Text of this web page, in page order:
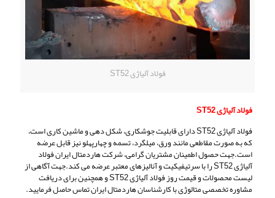
فولاد آلیاژی ST52
فولاد آلیاژی ST52
فولاد آلیاژی ST52 دارای قابلیت جوشکاری، شکل دهی و ماشین کاری است،
که به صورت مقاطعی مانند ورق، میلگرد، تسمه و چهارپهلو نیز قابل عرضه
است.جهت حصول اطمینان مشتریان گرامی، شرکت هاردمتال ایران فولاد
آلیاژی ST52 را با سرتیفیکیت و آنالیزهای معتبر عرضه می کند.جهت آگاهی از
لیست محصولات و قیمت روز فولاد آلیاژی ST52 و همچنین برای دریافت
مشاوره تخصصی متالوژی با کارشناسان هاردمتال ایران تماس حاصل فرمایید.